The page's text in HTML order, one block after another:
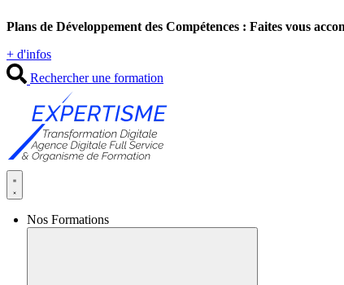
au
Plans de Développement des Compétences : Faites vous
+ d'infos
Rechercher une formation
Nos Formations